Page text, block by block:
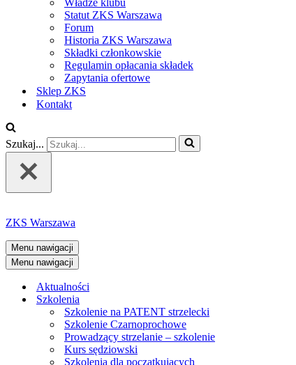
Władze klubu
Statut ZKS Warszawa
Forum
Historia ZKS Warszawa
Składki członkowskie
Regulamin opłacania składek
Zapytania ofertowe
Sklep ZKS
Kontakt
Szukaj...
ZKS Warszawa
Menu nawigacji
Menu nawigacji
Aktualności
Szkolenia
Szkolenie na PATENT strzelecki
Szkolenie Czarnoprochowe
Prowadzący strzelanie – szkolenie
Kurs sędziowski
Szkolenia dla początkujących